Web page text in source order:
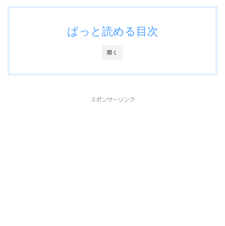
開く
ぱっと読める目次
スポンサーリンク